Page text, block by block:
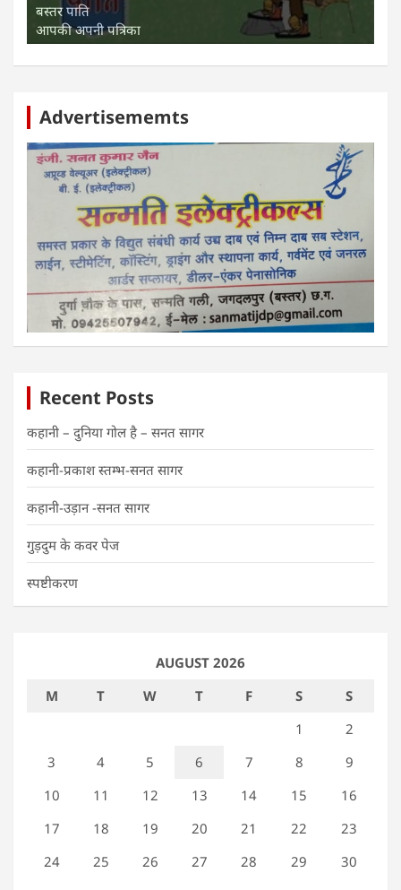
बस्तर पाति
आपकी अपनी पत्रिका
Advertisememts
Recent Posts
कहानी – दुनिया गोल है – सनत सागर
कहानी-प्रकाश स्तम्भ-सनत सागर
कहानी-उड़ान -सनत सागर
गुड़दुम के कवर पेज
स्पष्टीकरण
AUGUST 2026
M
T W T F S
S
1
2
3
4 5 6 7 8
9
10
11 12 13 14 15
16
17
18 19 20 21 22
23
24
25 26 27 28 29
30